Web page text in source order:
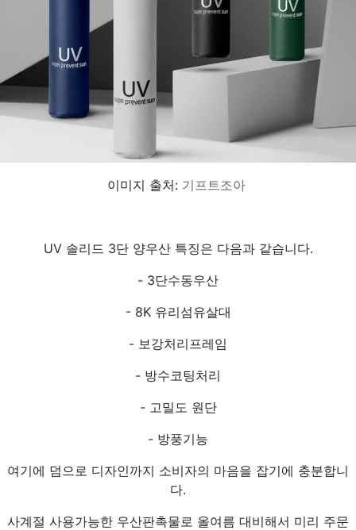
이미지 출처: 기프트조아
UV 솔리드 3단 양우산 특징은 다음과 같습니다.
- 3단수동우산
- 8K 유리섬유살대
- 보강처리프레임
- 방수코팅처리
- 고밀도 원단
- 방풍기능
여기에 덤으로 디자인까지 소비자의 마음을 잡기에 충분합니
다.
사계절 사용가능한 우산판촉물로 올여름 대비해서 미리 주문